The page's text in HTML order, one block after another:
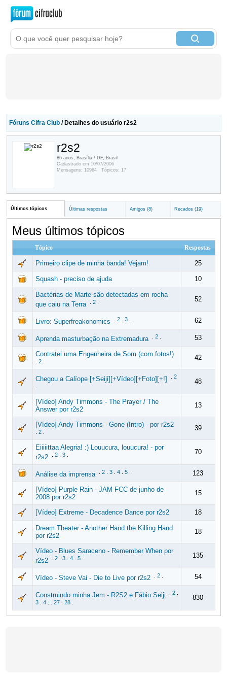
Fóruns Cifra Club/ Detalhes do usuário r2s2
r2s2
86 anos, Brasília / DF, Brasil
Cadastrado em 10/07/2006
Mensagens: 10964 · Tópicos: 17
Últimos tópicos Últimas respostas Amigos (8) Recados (19)
Meus últimos tópicos
Tópico Respostas
Primeiro clipe de minha banda! Vejam! 25
Squash - preciso de ajuda 10
Bactérias de Marte são detectadas em rocha
que caiu na Terra
2. 52
Livro: Superfreakonomics 2. 3. 62
Aprenda masturbação na Extremadura 2. 53
Contratei uma Engenheira de Som (com fotos!)
2. 42
Chegou a Calíope [+Seiji][+Vídeo][+Foto][+!]
2
48
[Vídeo] Andy Timmons - The Prayer / The
Answer por r2s2
13
[Vídeo] Andy Timmons - Gone (Intro) - por r2s2
2. 39
Eiiiiittaa Alegria! :) Louucura, louucura! - por
r2s2
2. 3. 70
Análise da imprensa 2. 3. 4. 5. 123
[Vídeo] Purple Rain - JAM FCC de junho de
2008 por r2s2
15
[Vídeo] Extreme - Decadence Dance por r2s2 18
Dream Theater - Another Hand the Killing Hand
por r2s2
18
Vídeo - Blues Saraceno - Remember When por
r2s2
2. 3. 4. 5. 135
Vídeo - Steve Vai - Die to Live por r2s2 2. 54
Construindo minha Jem - R2S2 e Fábio Seiji 2.
3. 4... 27. 28.
830